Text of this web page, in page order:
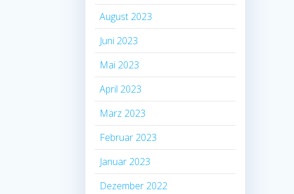
August 2023
Juni 2023
Mai 2023
April 2023
März 2023
Februar 2023
Januar 2023
Dezember 2022